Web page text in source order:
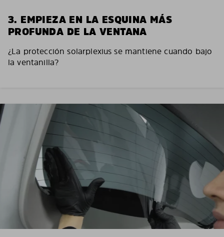
3. EMPIEZA EN LA ESQUINA MÁS
PROFUNDA DE LA VENTANA
¿La protección solarplexius se mantiene cuando bajo
la ventanilla?